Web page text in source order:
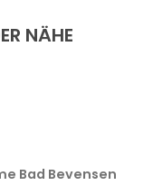
NÄHE
Bad Bevensen